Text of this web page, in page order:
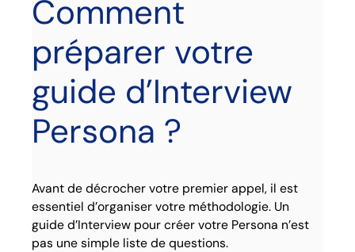
Comment
préparer votre
guide d’Interview
Persona ?
Avant de décrocher votre premier appel, il est
essentiel d’organiser votre méthodologie. Un
guide d’Interview pour créer votre Persona n’est
pas une simple liste de questions.